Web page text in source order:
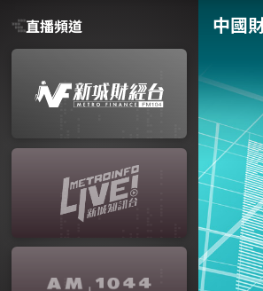
直播頻道 中國